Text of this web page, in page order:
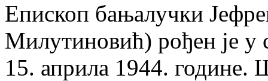
Епископ бањалучки
Милутиновић) рођен је у
15. априла 1944. године.